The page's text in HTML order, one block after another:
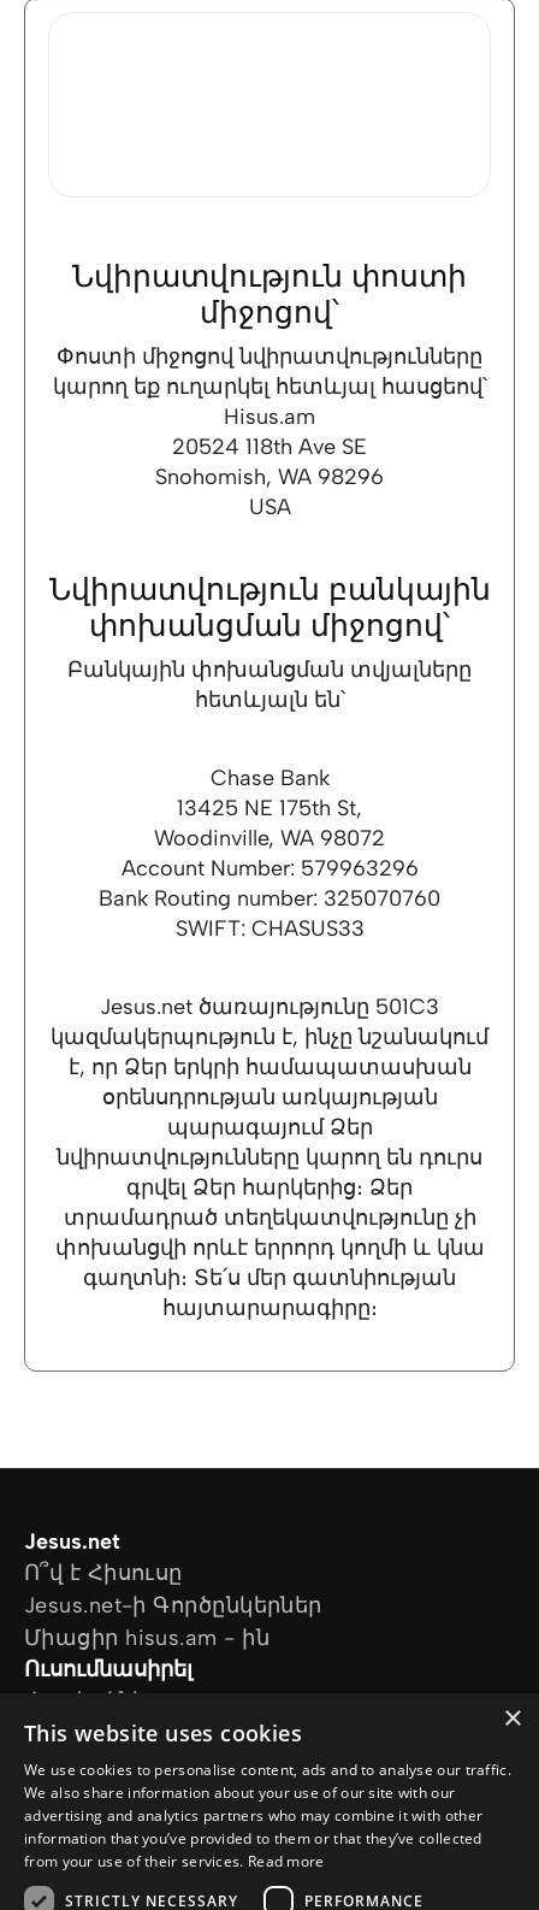
Նվիրատվություն փոստի
միջոցով՝
Փոստի միջոցով նվիրատվությունները
կարող եք ուղարկել հետևյալ հասցեով՝
Hisus.am
20524 118th Ave SE
Snohomish, WA 98296
USA
Նվիրատվություն բանկային
փոխանցման միջոցով՝
Բանկային փոխանցման տվյալները
հետևյալն են՝
Chase Bank
13425 NE 175th St,
Woodinville, WA 98072
​Account Number: 579963296
​Bank Routing number: 325070760
​SWIFT: CHASUS33
Jesus.net ծառայությունը 501C3
կազմակերպություն է, ինչը նշանակում
է, որ Ձեր երկրի համապատասխան
օրենսդրության առկայության
պարագայում Ձեր
նվիրատվությունները կարող են դուրս
գրվել Ձեր հարկերից։ Ձեր
տրամադրած տեղեկատվությունը չի
փոխանցվի որևէ երրորդ կողմի և կնա
գաղտնի։ Տե՛ս մեր գատնիության
հայտարարագիրը։
Jesus.net
Ո՞վ է Հիսուսը
Jesus.net-ի Գործընկերներ
Միացիր hisus.am - ին
Ուսումնասիրել
Հոդվածներ
Տեսանյութեր
Մեր նախագծերը
Ես հարց ունեմ
Հետևեք մեզ
×
This website uses cookies
We use cookies to personalise content, ads and to analyse our traffic.
We also share information about your use of our site with our
advertising and analytics partners who may combine it with other
information that you’ve provided to them or that they’ve collected
from your use of their services. Read more
STRICTLY NECESSARY
PERFORMANCE